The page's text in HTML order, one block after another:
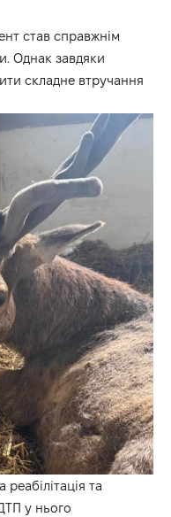
став справжнім
Однак завдяки
складне втручання
та
у нього